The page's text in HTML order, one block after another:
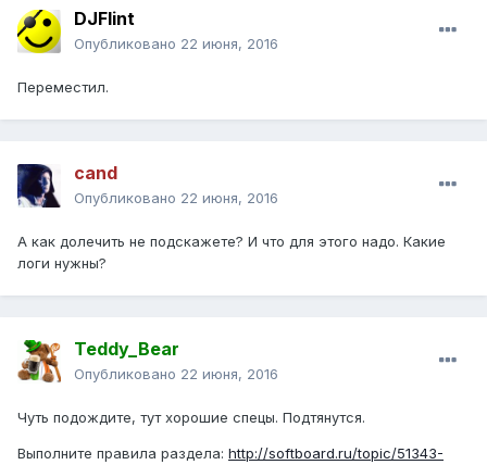
DJFlint
Опубликовано 22 июня, 2016
Переместил.
cand
Опубликовано 22 июня, 2016
А как долечить не подскажете? И что для этого надо. Какие
логи нужны?
Teddy_Bear
Опубликовано 22 июня, 2016
Чуть подождите, тут хорошие спецы. Подтянутся.
Выполните правила раздела: http://softboard.ru/topic/51343-